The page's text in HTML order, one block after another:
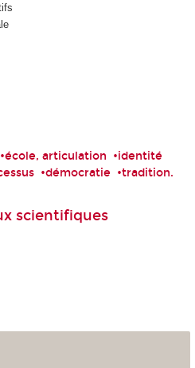
articulation •identité
•démocratie •tradition.
scientifiques